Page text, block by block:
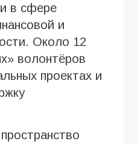
в сфере
и
Около 12
волонтёров
проектах и